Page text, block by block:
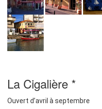
La Cigalière *
Ouvert d’avril à septembre